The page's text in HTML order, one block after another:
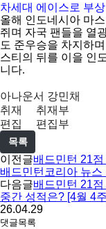
차세대 에이스로 부상
올해 인도네시아 마
쥐며 자국 팬들을 열
도 준우승을 차지하
스티의 뒤를 이을 인
니다.
아나운서 강민채
취재 취재부
편집 편집부
목록
이전글배드민턴 21점
배드민턴코리아 뉴스
다음글배드민턴 21
중간 성적은? [4월 4
26.04.29
댓글목록